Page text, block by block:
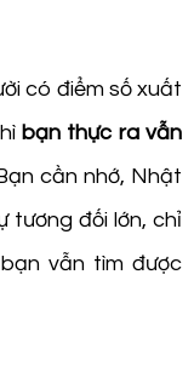
có điểm số xuất
bạn thực ra vẫn
cần nhớ, Nhật
tương đối lớn, chỉ
vẫn tìm được